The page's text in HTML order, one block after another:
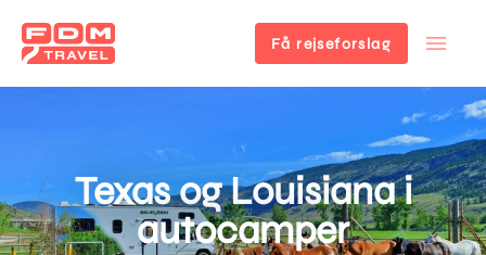
Få rejseforslag
Texas og Louisiana i
autocamper